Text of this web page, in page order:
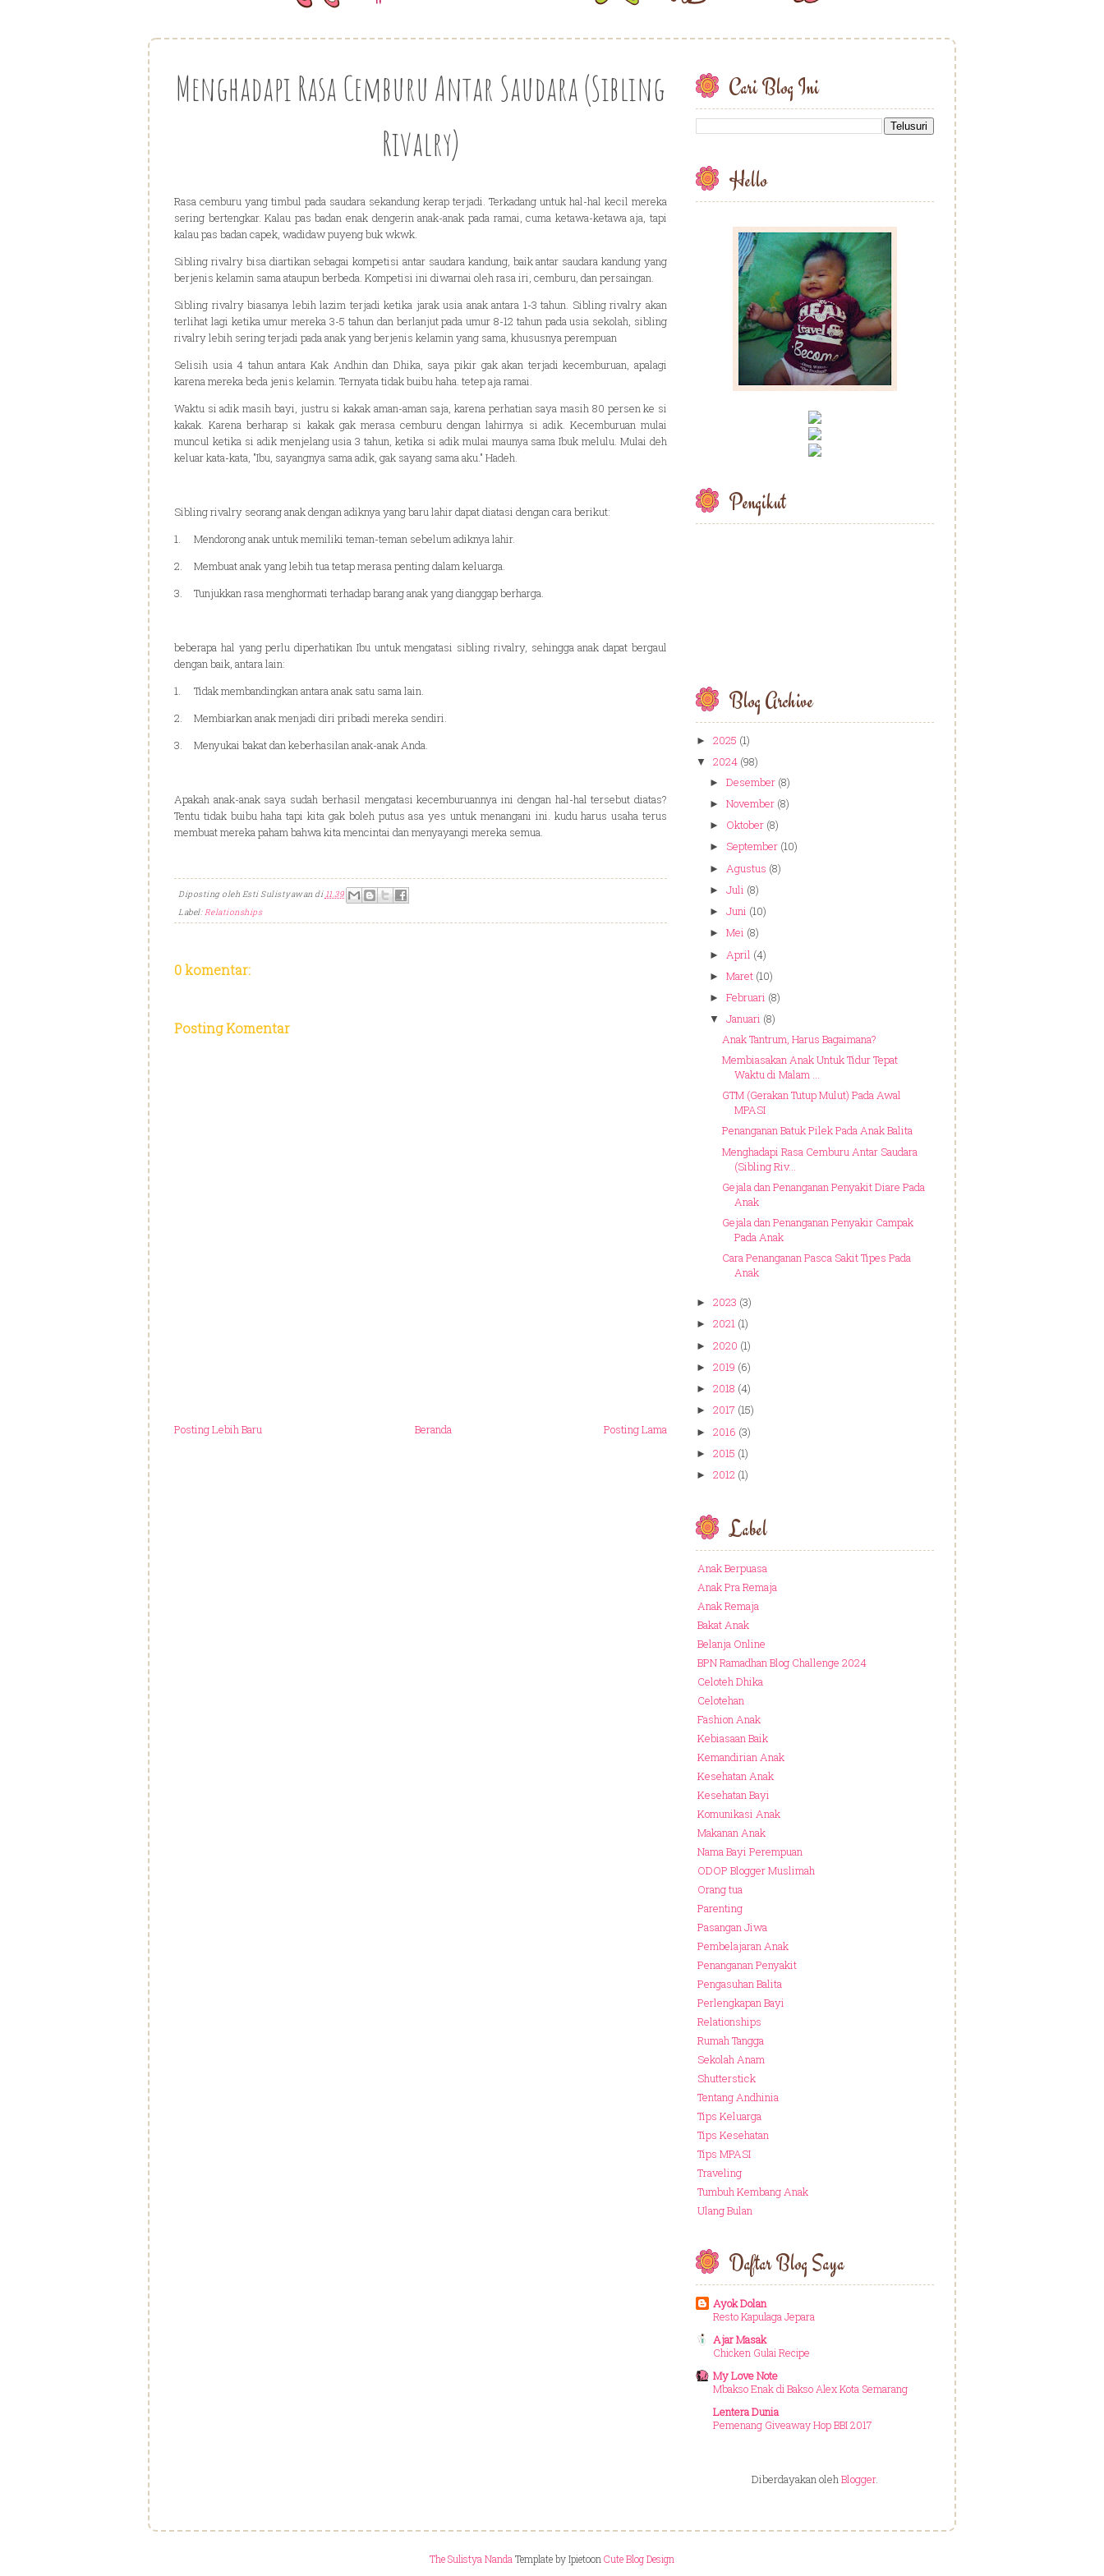
Menghadapi Rasa Cemburu Antar Saudara (Sibling
Rivalry)
Rasa cemburu yang timbul pada saudara sekandung kerap terjadi. Terkadang untuk hal-hal kecil mereka
sering bertengkar. Kalau pas badan enak dengerin anak-anak pada ramai, cuma ketawa-ketawa aja, tapi
kalau pas badan capek, wadidaw puyeng buk wkwk.
Sibling rivalry bisa diartikan sebagai kompetisi antar saudara kandung, baik antar saudara kandung yang
berjenis kelamin sama ataupun berbeda. Kompetisi ini diwarnai oleh rasa iri, cemburu, dan persaingan.
Sibling rivalry biasanya lebih lazim terjadi ketika jarak usia anak antara 1-3 tahun. Sibling rivalry akan
terlihat lagi ketika umur mereka 3-5 tahun dan berlanjut pada umur 8-12 tahun pada usia sekolah, sibling
rivalry lebih sering terjadi pada anak yang berjenis kelamin yang sama, khususnya perempuan
Selisih usia 4 tahun antara Kak Andhin dan Dhika, saya pikir gak akan terjadi kecemburuan, apalagi
karena mereka beda jenis kelamin. Ternyata tidak buibu haha. tetep aja ramai.
Waktu si adik masih bayi, justru si kakak aman-aman saja, karena perhatian saya masih 80 persen ke si
kakak. Karena berharap si kakak gak merasa cemburu dengan lahirnya si adik. Kecemburuan mulai
muncul ketika si adik menjelang usia 3 tahun, ketika si adik mulai maunya sama Ibuk melulu. Mulai deh
keluar kata-kata, "Ibu, sayangnya sama adik, gak sayang sama aku." Hadeh.
Sibling rivalry seorang anak dengan adiknya yang baru lahir dapat diatasi dengan cara berikut:
1.
Mendorong anak untuk memiliki teman-teman sebelum adiknya lahir.
2.
Membuat anak yang lebih tua tetap merasa penting dalam keluarga.
3.
Tunjukkan rasa menghormati terhadap barang anak yang dianggap berharga.
beberapa hal yang perlu diperhatikan Ibu untuk mengatasi sibling rivalry, sehingga anak dapat bergaul
dengan baik, antara lain:
1.
Tidak membandingkan antara anak satu sama lain.
2.
Membiarkan anak menjadi diri pribadi mereka sendiri.
3.
Menyukai bakat dan keberhasilan anak-anak Anda.
Apakah anak-anak saya sudah berhasil mengatasi kecemburuannya ini dengan hal-hal tersebut diatas?
Tentu tidak buibu haha tapi kita gak boleh putus asa yes untuk menangani ini. kudu harus usaha terus
membuat mereka paham bahwa kita mencintai dan menyayangi mereka semua.
Diposting oleh Esti Sulistyawan di11.39
Label:Relationships
0 komentar:
Posting Komentar
Posting Lebih Baru Posting Lama
Beranda
Cari Blog Ini
Hello
Pengikut
Blog Archive
► 2025 (1)
▼ 2024 (98)
► Desember (8)
► November (8)
► Oktober (8)
► September (10)
► Agustus (8)
► Juli (8)
► Juni (10)
► Mei (8)
► April (4)
► Maret (10)
► Februari (8)
▼ Januari (8)
Anak Tantrum, Harus Bagaimana?
Membiasakan Anak Untuk Tidur Tepat
Waktu di Malam ...
GTM (Gerakan Tutup Mulut) Pada Awal
MPASI
Penanganan Batuk Pilek Pada Anak Balita
Menghadapi Rasa Cemburu Antar Saudara
(Sibling Riv...
Gejala dan Penanganan Penyakit Diare Pada
Anak
Gejala dan Penanganan Penyakir Campak
Pada Anak
Cara Penanganan Pasca Sakit Tipes Pada
Anak
► 2023 (3)
► 2021 (1)
► 2020 (1)
► 2019 (6)
► 2018 (4)
► 2017 (15)
► 2016 (3)
► 2015 (1)
► 2012 (1)
Label
Anak Berpuasa
Anak Pra Remaja
Anak Remaja
Bakat Anak
Belanja Online
BPN Ramadhan Blog Challenge 2024
Celoteh Dhika
Celotehan
Fashion Anak
Kebiasaan Baik
Kemandirian Anak
Kesehatan Anak
Kesehatan Bayi
Komunikasi Anak
Makanan Anak
Nama Bayi Perempuan
ODOP Blogger Muslimah
Orang tua
Parenting
Pasangan Jiwa
Pembelajaran Anak
Penanganan Penyakit
Pengasuhan Balita
Perlengkapan Bayi
Relationships
Rumah Tangga
Sekolah Anam
Shutterstick
Tentang Andhinia
Tips Keluarga
Tips Kesehatan
Tips MPASI
Traveling
Tumbuh Kembang Anak
Ulang Bulan
Daftar Blog Saya
Ayok Dolan
Resto Kapulaga Jepara
Ajar Masak
Chicken Gulai Recipe
My Love Note
Mbakso Enak di Bakso Alex Kota Semarang
Lentera Dunia
Pemenang Giveaway Hop BBI 2017
Diberdayakan olehBlogger.
The Sulistya NandaTemplate by IpietoonCute Blog Design